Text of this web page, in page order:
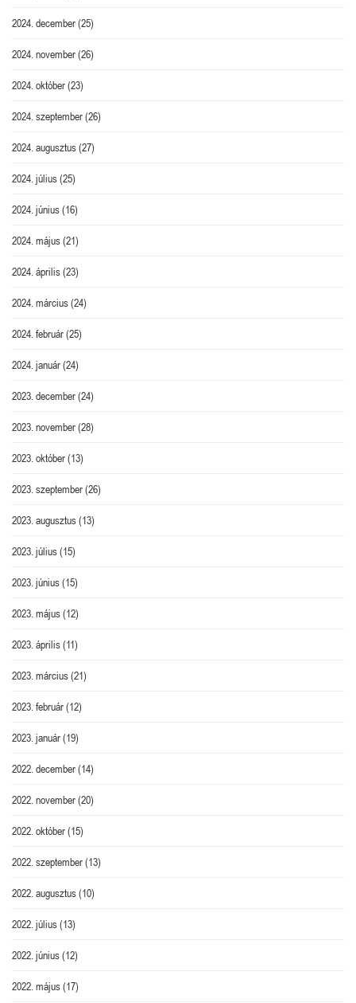
2024. december(25)
2024. november(26)
2024. október(23)
2024. szeptember(26)
2024. augusztus(27)
2024. július(25)
2024. június(16)
2024. május(21)
2024. április(23)
2024. március(24)
2024. február(25)
2024. január(24)
2023. december(24)
2023. november(28)
2023. október(13)
2023. szeptember(26)
2023. augusztus(13)
2023. július(15)
2023. június(15)
2023. május(12)
2023. április(11)
2023. március(21)
2023. február(12)
2023. január(19)
2022. december(14)
2022. november(20)
2022. október(15)
2022. szeptember(13)
2022. augusztus(10)
2022. július(13)
2022. június(12)
2022. május(17)